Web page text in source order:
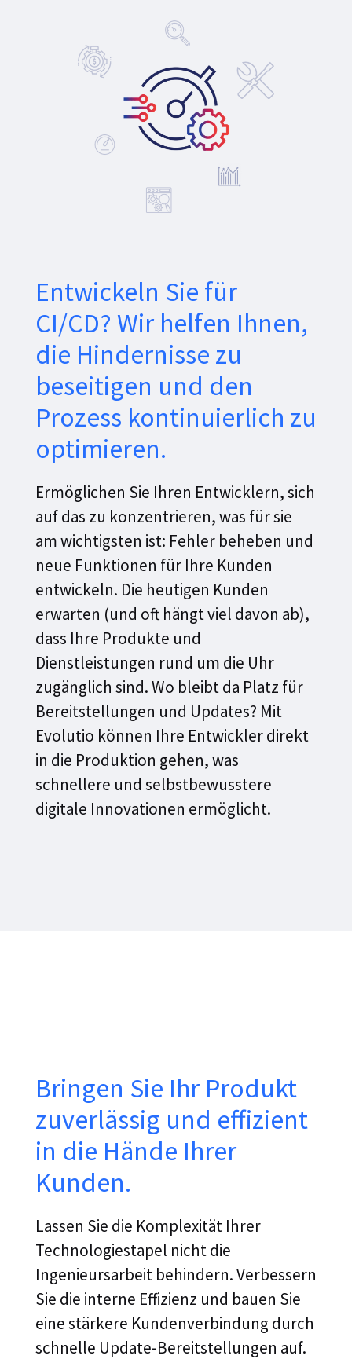
Entwickeln Sie für
CI/CD? Wir helfen Ihnen,
die Hindernisse zu
beseitigen und den
Prozess kontinuierlich zu
optimieren.
Ermöglichen Sie Ihren Entwicklern, sich
auf das zu konzentrieren, was für sie
am wichtigsten ist: Fehler beheben und
neue Funktionen für Ihre Kunden
entwickeln. Die heutigen Kunden
erwarten (und oft hängt viel davon ab),
dass Ihre Produkte und
Dienstleistungen rund um die Uhr
zugänglich sind. Wo bleibt da Platz für
Bereitstellungen und Updates? Mit
Evolutio können Ihre Entwickler direkt
in die Produktion gehen, was
schnellere und selbstbewusstere
digitale Innovationen ermöglicht.
Bringen Sie Ihr Produkt
zuverlässig und effizient
in die Hände Ihrer
Kunden.
Lassen Sie die Komplexität Ihrer
Technologiestapel nicht die
Ingenieursarbeit behindern. Verbessern
Sie die interne Effizienz und bauen Sie
eine stärkere Kundenverbindung durch
schnelle Update-Bereitstellungen auf.